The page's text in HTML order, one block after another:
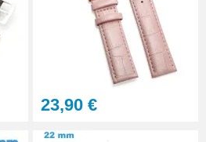
23,90 €